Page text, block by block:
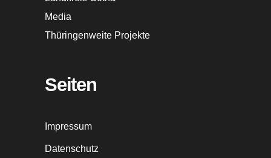
Media
Thüringenweite Projekte
Seiten
Impressum
Datenschutz